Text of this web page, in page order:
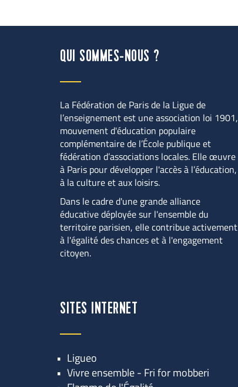
QUI SOMMES-NOUS ?
La Fédération de Paris de la Ligue de
l’enseignement est une association loi 1901,
mouvement d'éducation populaire
complémentaire de l’École publique et
fédération d’associations locales. Elle œuvre
à Paris pour développer l'accès à l’éducation,
à la culture et aux loisirs.
Dans le cadre d'une grande alliance
éducative déployée sur l'ensemble du
territoire parisien, elle contribue activement
à l'égalité des chances et à l'engagement
citoyen.
SITES INTERNET
Ligueo
Vivre ensemble - Fri for mobberi